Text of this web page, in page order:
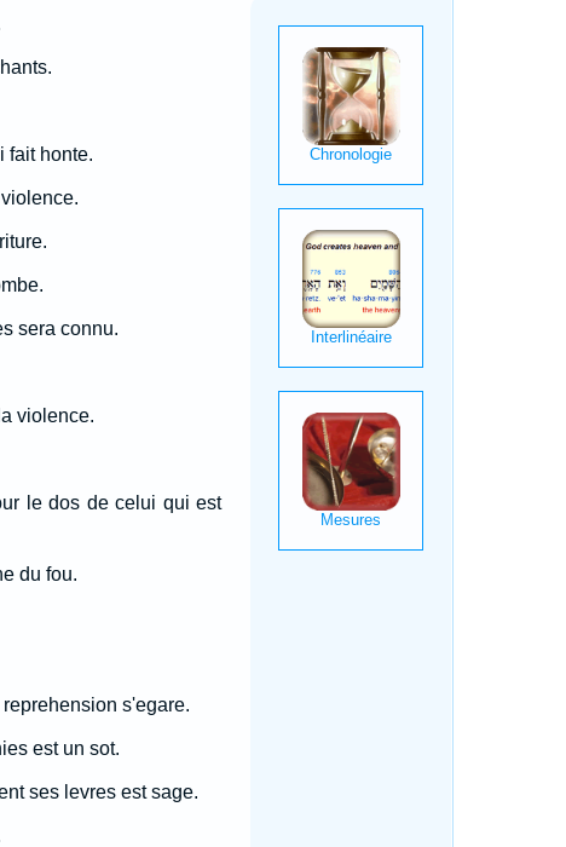
fait honte.
sera connu.
violence.
le dos de celui qui est
du fou.
s'egare.
est un sot.
ses levres est sage.